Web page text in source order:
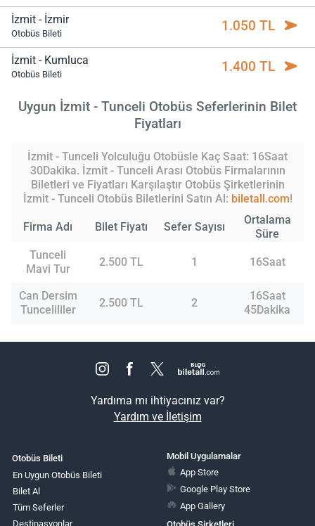
İzmit - İzmir
Otobüs Bileti 1.050 TL
İzmit - Kumluca
Otobüs Bileti 1.400 TL
Uygun İzmit - Tunceli Otobüs Seferlerinin Bilet
Fiyatları
İzmit - Tunceli Yolculuğu Otobüsle Kaç Saat: 16Saat
30Dakika. İzmit - Tunceli Arası Otobüs Firmalarının
Biletleri ve Fiyatları Karşılaştır Otobüs Şirketlerinin
İzmit - Tunceli Otobüs Biletlerini Satın Al: biletall.com!
Firma Adı Bilet Fiyatı Sefer Sayısı
Ortalama
Süre
Tunceli
Mavi Tur
2.500 TL 1 16Saat
Can Dersim
Tuncelililer
2.500 TL 2
16Saat
45Dakika
Yardıma mı ihtiyacınız var?
Yardım ve İletişim
Otobüs Bileti
En Uygun Otobüs Bileti
Bilet Al
Tüm Seferler
Destinasyonlar
Mobil Uygulamalar
App Store
Google Play Store
App Gallery